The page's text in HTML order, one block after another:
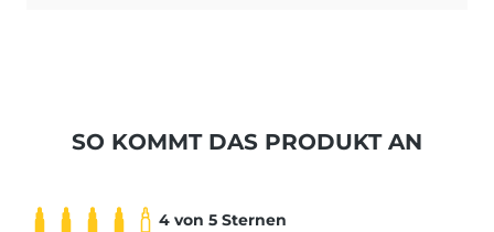
SO KOMMT DAS PRODUKT AN
4 von 5 Sternen